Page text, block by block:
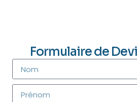
Formulaire de